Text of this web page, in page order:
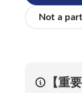
Not a
【重